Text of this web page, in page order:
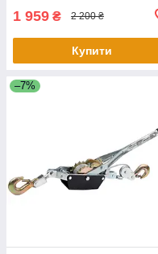
1 959 ₴ 2 200 ₴
Купити
–7%